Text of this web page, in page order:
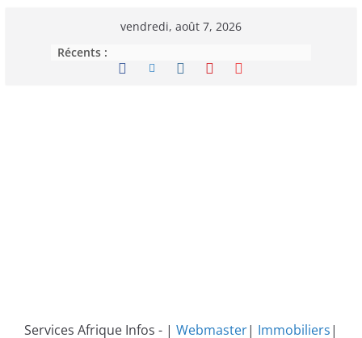
vendredi, août 7, 2026
Récents :
Services Afrique Infos - | Webmaster| Immobiliers|